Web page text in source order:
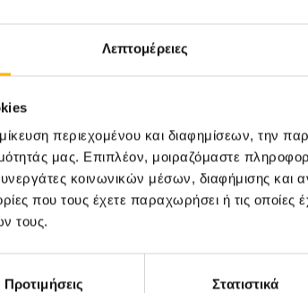
Λεπτομέρειες
περιεχομένου και διαφημίσεων, την
μας. Επιπλέον, μοιραζόμαστε
κοινωνικών μέσων, διαφήμισης και
που τους έχετε παραχωρήσει ή τις οποίες
τους.
Προτιμήσεις Στατιστικά